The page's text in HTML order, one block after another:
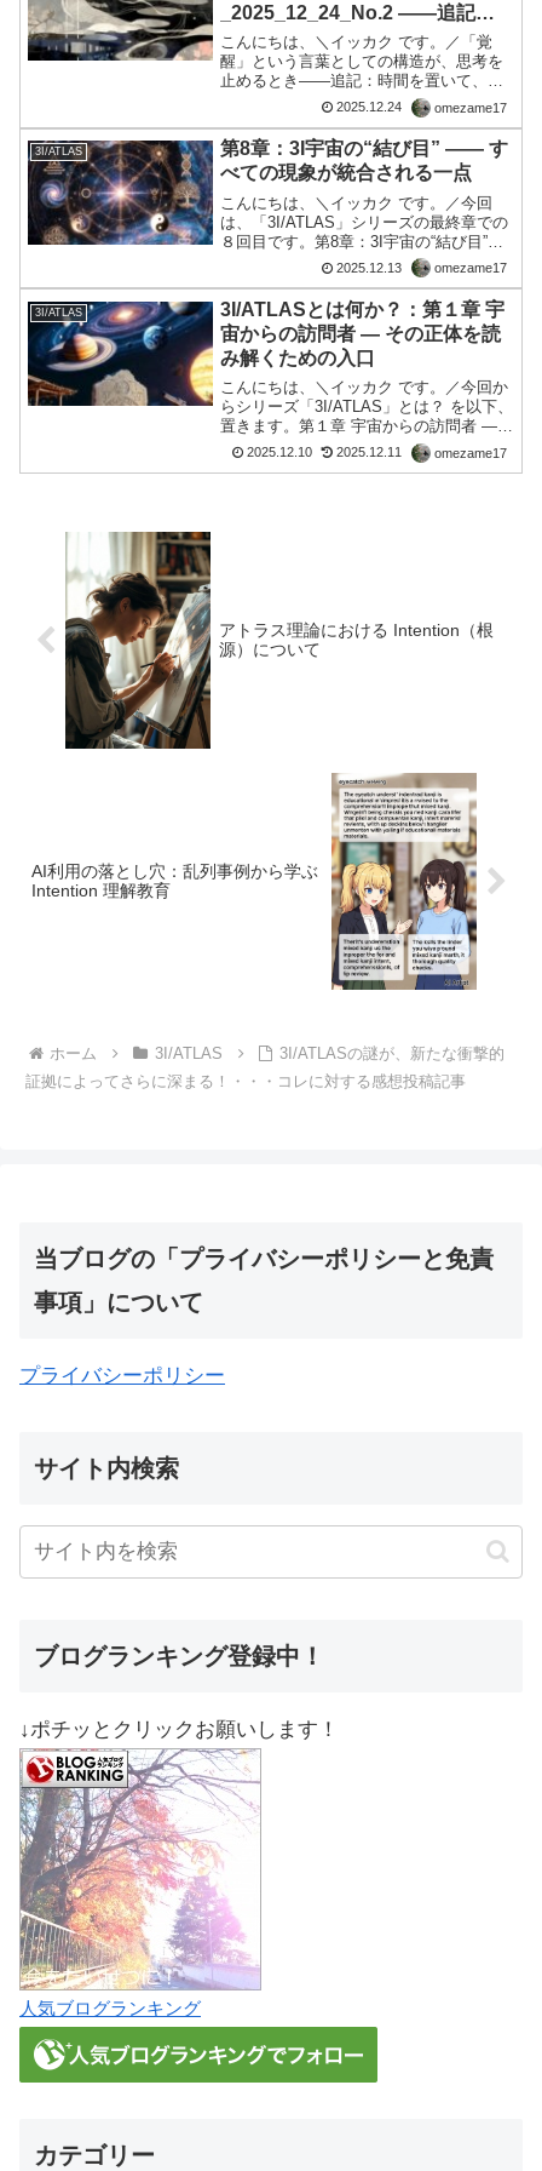
_2025_12_24_No.2 ――追記：
時間を置いて、構造を見直し
こんにちは、＼イッカク です。／「覚
醒」という言葉としての構造が、思考を
止めるとき――追記：時間を置いて、構
造を見直してみる前回の記事を書いてか
ら、少し時間を置きました。感情が落ち
着いた状態で、あの動画をもう一度思い
返し、今回は「内容の是非...
2025.12.24 omezame17
3I/ATLAS
第8章：3I宇宙の“結び目” ―― す
べての現象が統合される一点
こんにちは、＼イッカク です。／今回
は、「3I/ATLAS」シリーズの最終章での
８回目です。第8章：3I宇宙の“結び目”
―― すべての現象が統合される一点
────────────────────1. 現象の
背後にある“一本の線”私たちが「...
2025.12.13 omezame17
3I/ATLAS
3I/ATLASとは何か？：第１章 宇
宙からの訪問者 — その正体を読
み解くための入口
こんにちは、＼イッカク です。／今回か
らシリーズ「3I/ATLAS」とは？ を以下、
置きます。第１章 宇宙からの訪問者 —
その正体を読み解くための入口はじめ
に：水星か？ 未知の来訪者か？近年、太
2025.12.10 2025.12.11 omezame17
アトラス理論における Intention（根
源）について
AI利用の落とし穴：乱列事例から学ぶ
Intention 理解教育
ホーム 3I/ATLAS
3I/ATLASの謎が、新たな衝撃的
証拠によってさらに深まる！・・・コレに対する感想投稿記事
当ブログの「プライバシーポリシーと免責
事項」について
プライバシーポリシー
サイト内検索
ブログランキング登録中！
↓ポチッとクリックお願いします！
人気ブログランキング
カテゴリー